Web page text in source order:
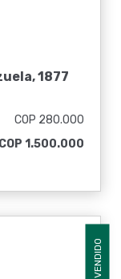
1877
COP 280.000
COP 1.500.000
VENDIDO